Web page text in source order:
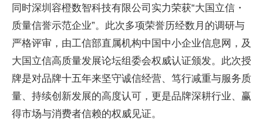
同时深圳容橙数智科技有限公司实力荣获“大国立信・
质量信誉示范企业”。此次多项荣誉历经数月的调研与
严格评审，由工信部直属机构中国中小企业信息网，及
大国立信高质量发展论坛组委会权威认证颁发。此次授
牌是对品牌十五年来坚守诚信经营、笃行减重与服务质
量、持续创新发展的高度认可，更是品牌深耕行业、赢
得市场与消费者信赖的权威见证。